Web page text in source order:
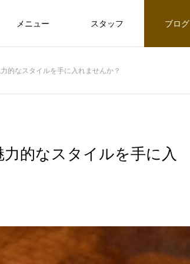
メニュー スタッフ ブログ
的なスタイルを手に入れませんか？
的なスタイルを手に入